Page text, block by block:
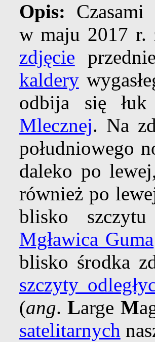
Opis:
w maju 2017 r.
zdjęcie
kaldery
odbija się
Mlecznej. Na
południowego
daleko po
również po
blisko
Mgławica Guma
blisko środka
szczyty
(ang.Large M
satelitarnych